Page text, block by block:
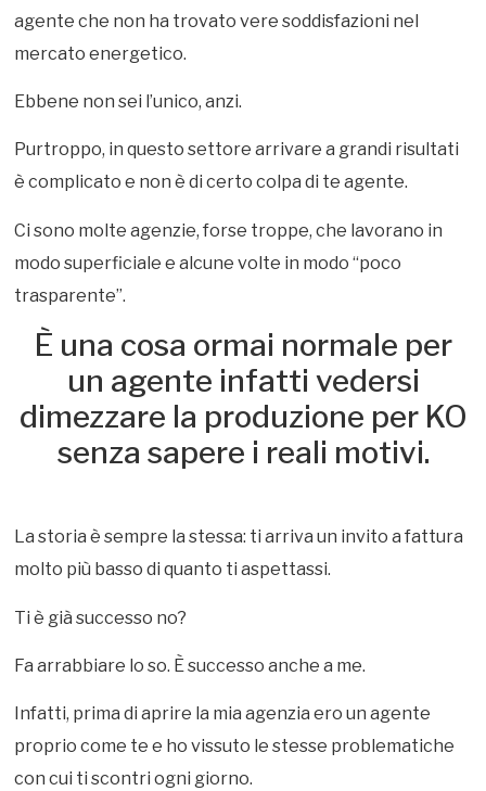
agente che non ha trovato vere soddisfazioni nel
mercato energetico.
Ebbene non sei l’unico, anzi.
Purtroppo, in questo settore arrivare a grandi risultati
è complicato e non è di certo colpa di te agente.
Ci sono molte agenzie, forse troppe, che lavorano in
modo superficiale e alcune volte in modo “poco
trasparente”.
È una cosa ormai normale per
un agente infatti vedersi
dimezzare la produzione per KO
senza sapere i reali motivi.
La storia è sempre la stessa: ti arriva un invito a fattura
molto più basso di quanto ti aspettassi.
Ti è già successo no?
Fa arrabbiare lo so. È successo anche a me.
Infatti, prima di aprire la mia agenzia ero un agente
proprio come te e ho vissuto le stesse problematiche
con cui ti scontri ogni giorno.